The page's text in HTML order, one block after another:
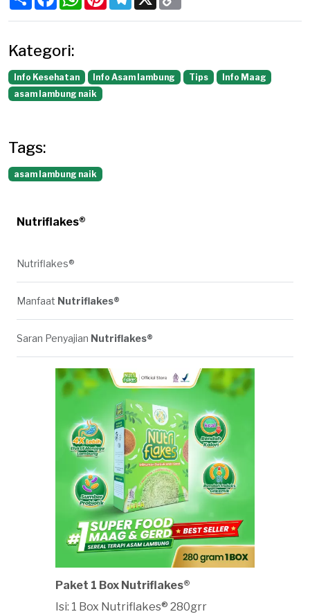
Kategori:
Info Kesehatan Info Asam lambung Tips
Info Maag
asam lambung naik
Tags:
asam lambung naik
Nutriflakes®
Nutriflakes®
Manfaat Nutriflakes®
Saran Penyajian Nutriflakes®
Paket 1 Box Nutriflakes®
Isi: 1 Box Nutriflakes® 280grr